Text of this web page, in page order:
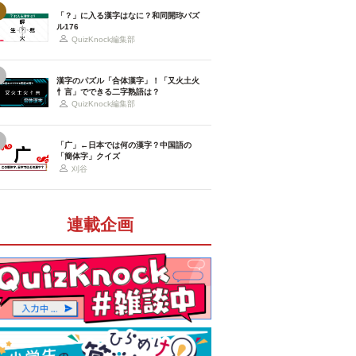
「？」に入る漢字はなに？和同開珎パズ
ル176
QuizKnock編集部
漢字のパズル「合体漢字」！「又火土火
忄言」でできる二字熟語は？
QuizKnock編集部
「广」←日本では何の漢字？中国語の
「簡体字」クイズ
刈谷
連載企画